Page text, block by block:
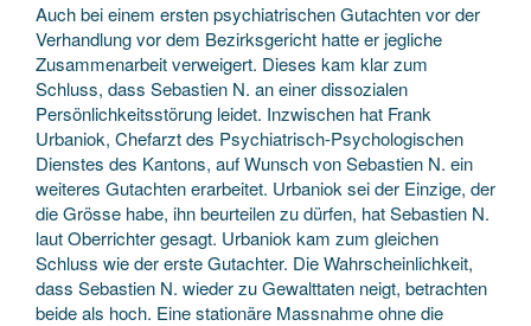
Auch bei einem ersten psychiatrischen Gutachten vor der
Verhandlung vor dem Bezirksgericht hatte er jegliche
Zusammenarbeit verweigert. Dieses kam klar zum
Schluss, dass Sebastien N. an einer dissozialen
Persönlichkeitsstörung leidet. Inzwischen hat Frank
Urbaniok, Chefarzt des Psychiatrisch-Psychologischen
Dienstes des Kantons, auf Wunsch von Sebastien N. ein
weiteres Gutachten erarbeitet. Urbaniok sei der Einzige, der
die Grösse habe, ihn beurteilen zu dürfen, hat Sebastien N.
laut Oberrichter gesagt. Urbaniok kam zum gleichen
Schluss wie der erste Gutachter. Die Wahrscheinlichkeit,
dass Sebastien N. wieder zu Gewalttaten neigt, betrachten
beide als hoch. Eine stationäre Massnahme ohne die